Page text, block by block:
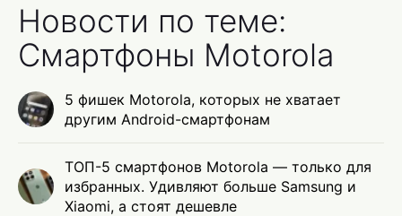
Новости по теме:
Смартфоны Motorola
5 фишек Motorola, которых не хватает
другим Android-смартфонам
ТОП-5 смартфонов Motorola — только для
избранных. Удивляют больше Samsung и
Xiaomi, а стоят дешевле